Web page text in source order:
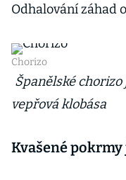
Odhalování záhad
Chorizo
Španělské chorizo
vepřová klobása
Kvašené